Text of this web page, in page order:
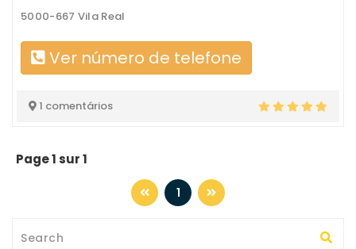
5000-667 Vila Real
Ver número de telefone
1 comentários
Page 1 sur 1
1